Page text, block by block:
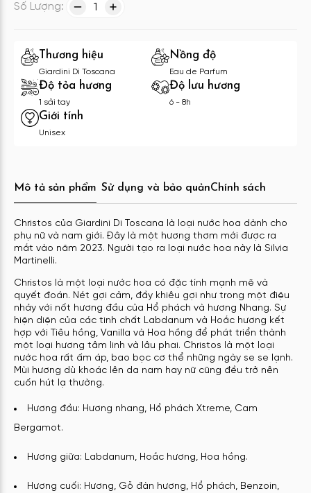
Số Lượng: 1
Thương hiệu
Giardini Di Toscana
Nồng độ
Eau de Parfum
Độ tỏa hương
1 sải tay
Độ lưu hương
6 - 8h
Giới tính
Unisex
Mô tả sản phẩm Sử dụng và bảo quảnChính sách
Christos của Giardini Di Toscana là loại nước hoa dành cho
phụ nữ và nam giới. Đây là một hương thơm mới được ra
mắt vào năm 2023. Người tạo ra loại nước hoa này là Silvia
Martinelli.
Christos là một loại nước hoa có đặc tính mạnh mẽ và
quyết đoán. Nét gợi cảm, đầy khiêu gợi như trong một điệu
nhảy với nốt hương đầu của Hổ phách và hương Nhang. Sự
hiện diện của các tinh chất Labdanum và Hoắc hương kết
hợp với Tiêu hồng, Vanilla và Hoa hồng để phát triển thành
một loại hương tâm linh và lâu phai. Christos là một loại
nước hoa rất ấm áp, bao bọc cơ thể những ngày se se lạnh.
Mùi hương dù khoác lên da nam hay nữ cũng đều trở nên
cuốn hút lạ thường.
Hương đầu: Hương nhang, Hổ phách Xtreme, Cam
Bergamot.
Hương giữa: Labdanum, Hoắc hương, Hoa hồng.
Hương cuối: Hương, Gỗ đàn hương, Hổ phách, Benzoin,